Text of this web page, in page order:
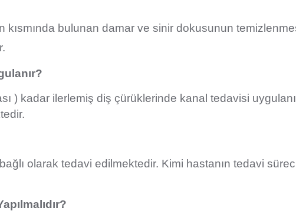
bulunan damar ve sinir dokusunun
) kadar ilerlemiş diş çürüklerinde kanal tedavisi
olarak tedavi edilmektedir. Kimi hastanın tedavi